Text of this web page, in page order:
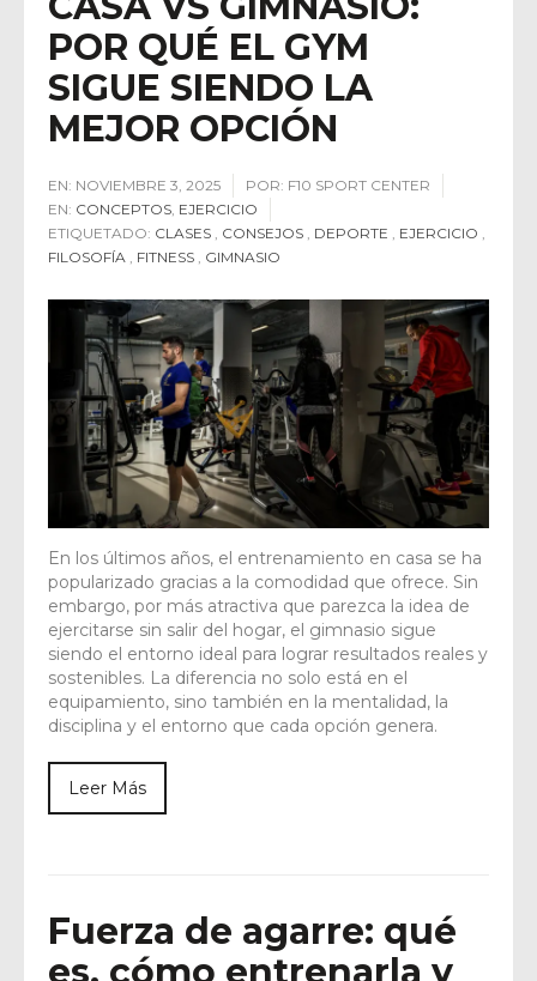
POR QUÉ EL GYM
SIGUE SIENDO LA
MEJOR OPCIÓN
EN: NOVIEMBRE 3, 2025 POR: F10 SPORT CENTER
EN: CONCEPTOS EJERCICIO
ETIQUETADO: CLASES CONSEJOS DEPORTE EJERCICIO
FILOSOFÍA
FITNESS GIMNASIO
En los últimos años, el entrenamiento en casa se ha
popularizado gracias a la comodidad que ofrece. Sin
embargo, por más atractiva que parezca la idea de
ejercitarse sin salir del hogar, el gimnasio sigue
siendo el entorno ideal para lograr resultados reales y
sostenibles. La diferencia no solo está en el
equipamiento, sino también en la mentalidad, la
disciplina y el entorno que cada opción genera.
Leer Más
Fuerza de agarre: qué
es, cómo entrenarla y